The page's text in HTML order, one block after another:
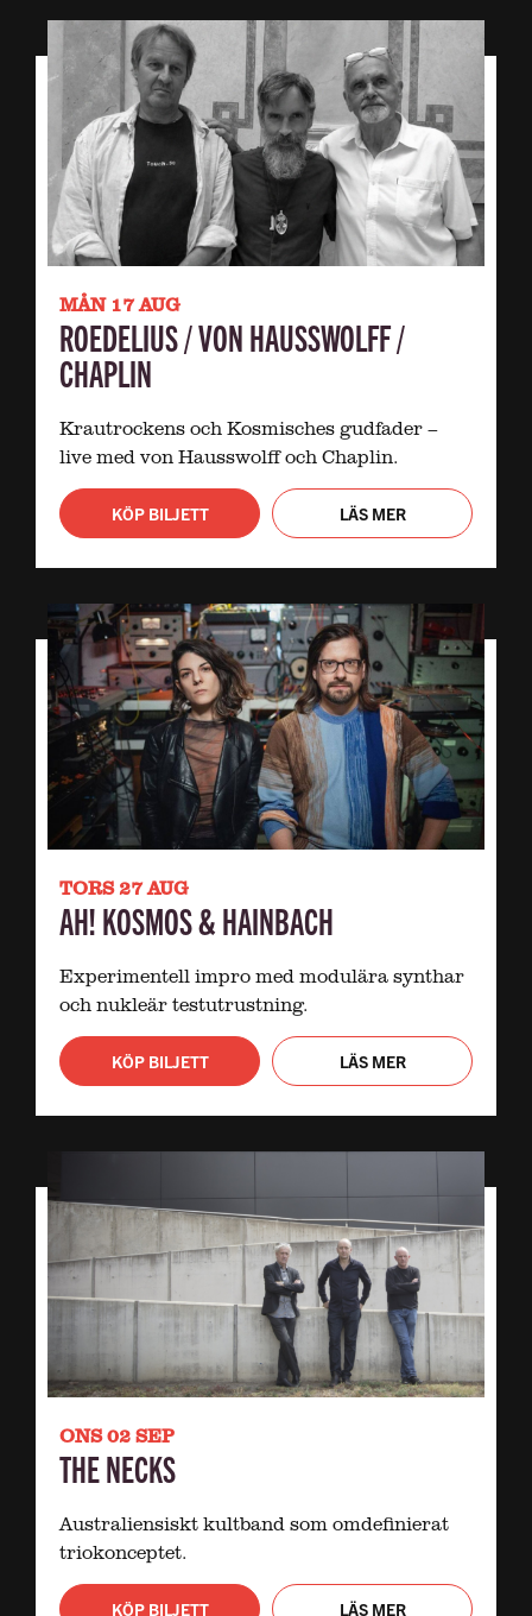
MÅN 17 AUG
ROEDELIUS / VON HAUSSWOLFF /
CHAPLIN
Krautrockens och Kosmisches gudfader –
live med von Hausswolff och Chaplin.
KÖP BILJETT LÄS MER
TORS 27 AUG
AH! KOSMOS & HAINBACH
Experimentell impro med modulära synthar
och nukleär testutrustning.
KÖP BILJETT LÄS MER
ONS 02 SEP
THE NECKS
Australiensiskt kultband som omdefinierat
triokonceptet.
KÖP BILJETT LÄS MER